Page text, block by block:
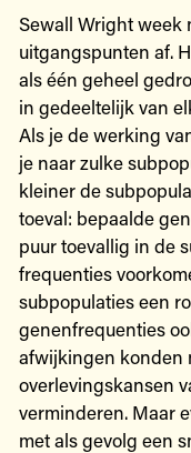
Sewall Wright week
uitgangspunten af.
als één geheel
in gedeeltelijk van
Als je de werking
je naar zulke
kleiner de
toeval: bepaalde
puur toevallig in de
frequenties
subpopulaties een
genenfrequenties
afwijkingen konden
overlevingskansen
verminderen. Maar
met als gevolg een